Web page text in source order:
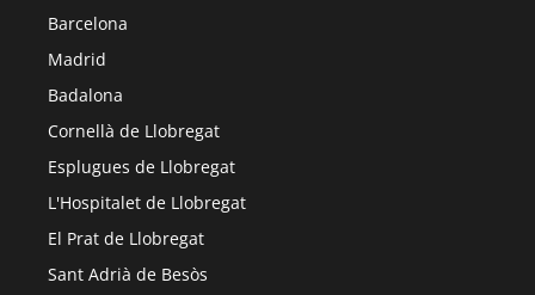
Barcelona
Madrid
Badalona
Cornellà de Llobregat
Esplugues de Llobregat
L'Hospitalet de Llobregat
El Prat de Llobregat
Sant Adrià de Besòs